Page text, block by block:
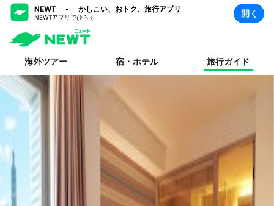
NEWT - かしこい、おトク、旅行アプリ
NEWTアプリでひらく 開く
海外ツアー 宿・ホテル 旅行ガイド